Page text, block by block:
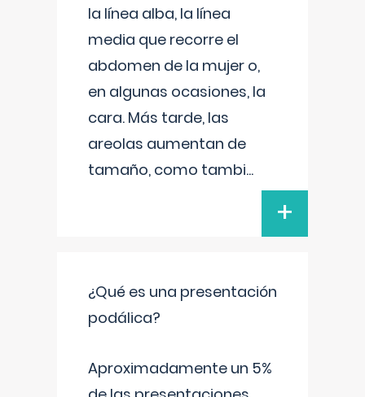
la línea alba, la línea
media que recorre el
abdomen de la mujer o,
en algunas ocasiones, la
cara. Más tarde, las
areolas aumentan de
tamaño, como tambi...
+
¿Qué es una presentación
podálica?
Aproximadamente un 5%